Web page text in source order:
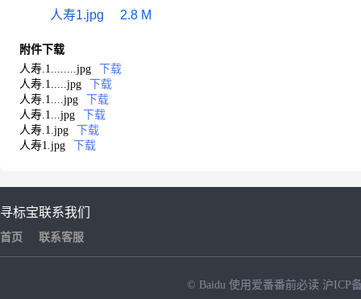
人寿1.jpg
2.8 M
附件下载
人寿.1........jpg
下载
人寿.1.....jpg
下载
人寿.1....jpg
下载
人寿.1...jpg
下载
人寿.1.jpg
下载
人寿1.jpg
下载
寻标宝
首页
联系我们
联系客服
© Baidu 使用爱番番前必读 沪ICP